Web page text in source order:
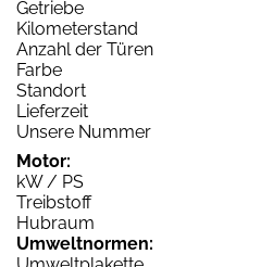
Getriebe
Kilometerstand
Anzahl der Türen
Farbe
Standort
Lieferzeit
Unsere Nummer
Motor:
kW / PS
Treibstoff
Hubraum
Umweltnormen: